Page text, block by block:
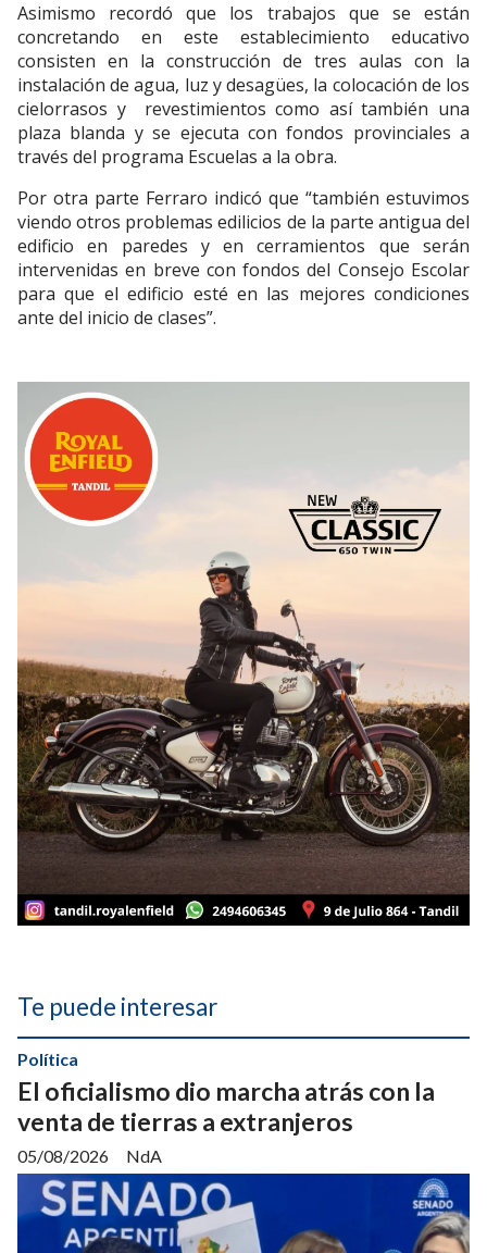
Asimismo recordó que los trabajos que se están
concretando en este establecimiento educativo
consisten en la construcción de tres aulas con la
instalación de agua, luz y desagües, la colocación de los
cielorrasos y revestimientos como así también una
plaza blanda y se ejecuta con fondos provinciales a
través del programa Escuelas a la obra.
Por otra parte Ferraro indicó que “también estuvimos
viendo otros problemas edilicios de la parte antigua del
edificio en paredes y en cerramientos que serán
intervenidas en breve con fondos del Consejo Escolar
para que el edificio esté en las mejores condiciones
ante del inicio de clases”.
Te puede interesar
El oficialismo dio marcha atrás con la
venta de tierras a extranjeros
NdA
Política
05/08/2026